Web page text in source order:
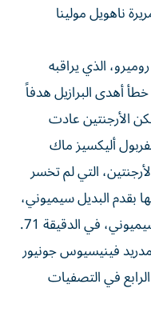
ناهويل مولينا
الذي يراقبه
أهدى البرازيل هدفاً
لكن الأرجنتين عادت
37 عبر نجم ليفربول أليكسيز ماك
التي لم تخسر
استعراضها بقدم البديل سيميوني،
في الدقيقة 71.
فينيسيوس جونيور
في التصفيات